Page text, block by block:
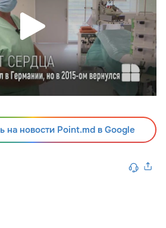
на новости Point.md в Google